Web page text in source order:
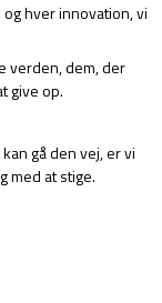
hver innovation, vi
verden, dem, der
give op.
gå den vej, er vi
med at stige.